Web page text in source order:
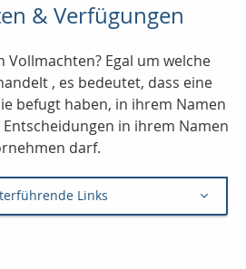
& Verfügungen
Vollmachten? Egal um welche
, es bedeutet, dass eine
befugt haben, in ihrem Namen
in ihrem Namen
darf.
Links